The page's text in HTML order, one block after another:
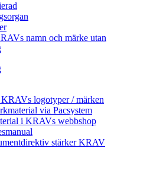
namn och märke utan
logotyper / märken
via Pacsystem
i KRAVs webbshop
stärker KRAV